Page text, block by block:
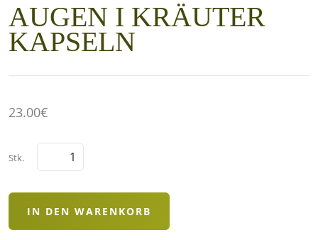
AUGEN I KRÄUTER
KAPSELN
23.00€
Stk.